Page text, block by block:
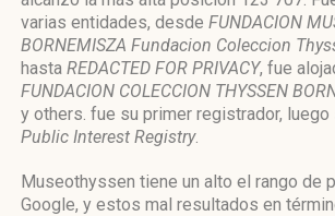
varias entidades, desde FUNDACION
BORNEMISZA Fundacion Coleccion
hasta REDACTED FOR PRIVACY, fue
FUNDACION COLECCION THYSSEN
y others. fue su primer registrador,
Public Interest Registry.
Museothyssen tiene un alto el rango de
Google, y estos mal resultados en